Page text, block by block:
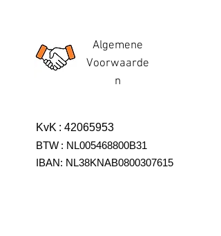
Algemene
Voorwaarde
n
KvK : 42065953
BTW : NL005468800B31
IBAN: NL38KNAB0800307615